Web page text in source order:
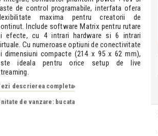
de control programabile, interfata ofera
maxima pentru creatorii de
Include software Matrix pentru rutare
efecte, cu 4 intrari hardware si 6 intrari
Cu numeroase optiuni de conectivitate
dimensiuni compacte (214 x 95 x 62 mm),
ideala pentru orice setup de live
descrierea completa›
de vanzare: bucata